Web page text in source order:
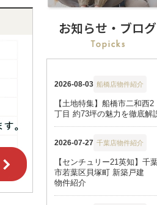
お知らせ・ブログ